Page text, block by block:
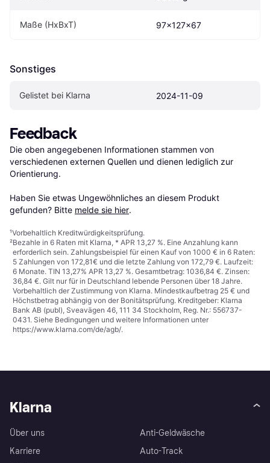
Maße (HxBxT) 97x127x67
Sonstiges
Gelistet bei Klarna 2024-11-09
Feedback
Die oben angegebenen Informationen stammen von
verschiedenen externen Quellen und dienen lediglich zur
Orientierung.
Haben Sie etwas Ungewöhnliches an diesem Produkt
gefunden? Bitte melde sie hier.
¹Vorbehaltlich Kreditwürdigkeitsprüfung.
²Bezahle in 6 Raten mit Klarna, * APR 13,27 %. Eine Anzahlung kann
erforderlich sein. Zahlungsbeispiel für einen Kauf von 1000 € in 6 Raten:
5 Zahlungen von 172,81€ und die letzte Zahlung von 172,79 €. Laufzeit:
6 Monate. TIN 13,27% APR 13,27 %. Gesamtbetrag: 1036,84 €. Zinsen:
36,84 €. Gilt nur für in Deutschland lebende Personen über 18 Jahre.
Vorbehaltlich der Zustimmung von Klarna. Mindestkaufbetrag 25 € und
Höchstbetrag abhängig von der Bonitätsprüfung. Kreditgeber: Klarna
Bank AB (publ), Sveavägen 46, 111 34 Stockholm, Reg. Nr.: 556737-
0431. Siehe Bedingungen und weitere Informationen unter
https://www.klarna.com/de/agb/.
Klarna
Über uns
Karriere
Anti-Geldwäsche
Auto-Track